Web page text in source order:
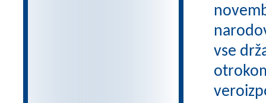
vse